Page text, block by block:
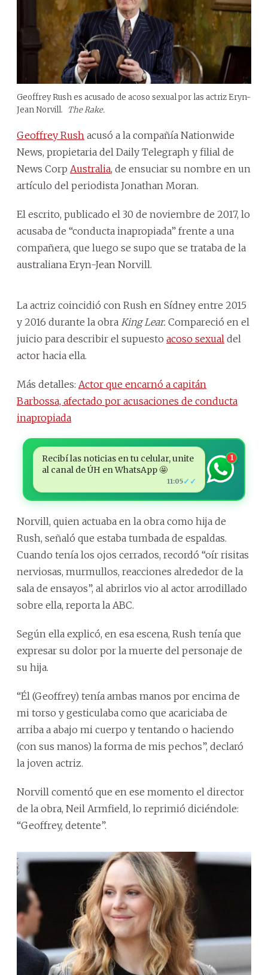
Geoffrey Rush es acusado de acoso sexual por las actriz Eryn-
Jean Norvill.
The Rake.
Geoffrey Rush acusó a la compañía Nationwide
News, propietaria del Daily Telegraph y filial de
News Corp Australia, de ensuciar su nombre en un
artículo del periodista Jonathan Moran.
El escrito, publicado el 30 de noviembre de 2017, lo
acusaba de “conducta inapropiada” frente a una
compañera, que luego se supo que se trataba de la
australiana Eryn-Jean Norvill.
La actriz coincidió con Rush en Sídney entre 2015
y 2016 durante la obra King Lear. Compareció en el
juicio para describir el supuesto acoso sexual del
actor hacia ella.
Más detalles: Actor que encarnó a capitán
Barbossa, afectado por acusaciones de conducta
inapropiada
Recibí las noticias en tu celular, unite
al canal de ÚH en WhatsApp 🤩
11:05✓✓
1
Norvill, quien actuaba en la obra como hija de
Rush, señaló que estaba tumbada de espaldas.
Cuando tenía los ojos cerrados, recordó “oír risitas
nerviosas, murmullos, reacciones alrededor de la
sala de ensayos”, al abrirlos vio al actor arrodillado
sobre ella, reporta la ABC.
Según ella explicó, en esa escena, Rush tenía que
expresar su dolor por la muerte del personaje de
su hija.
“Él (Geoffrey) tenía ambas manos por encima de
mi torso y gesticulaba como que acariciaba de
arriba a abajo mi cuerpo y tentando o haciendo
(con sus manos) la forma de mis pechos”, declaró
la joven actriz.
Norvill comentó que en ese momento el director
de la obra, Neil Armfield, lo reprimió diciéndole:
“Geoffrey, detente”.